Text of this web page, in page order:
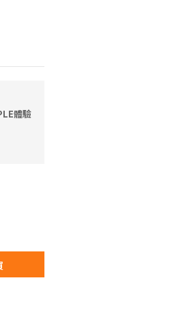
體驗